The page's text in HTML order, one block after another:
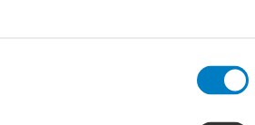
geslaagd beschouwd wanneer het